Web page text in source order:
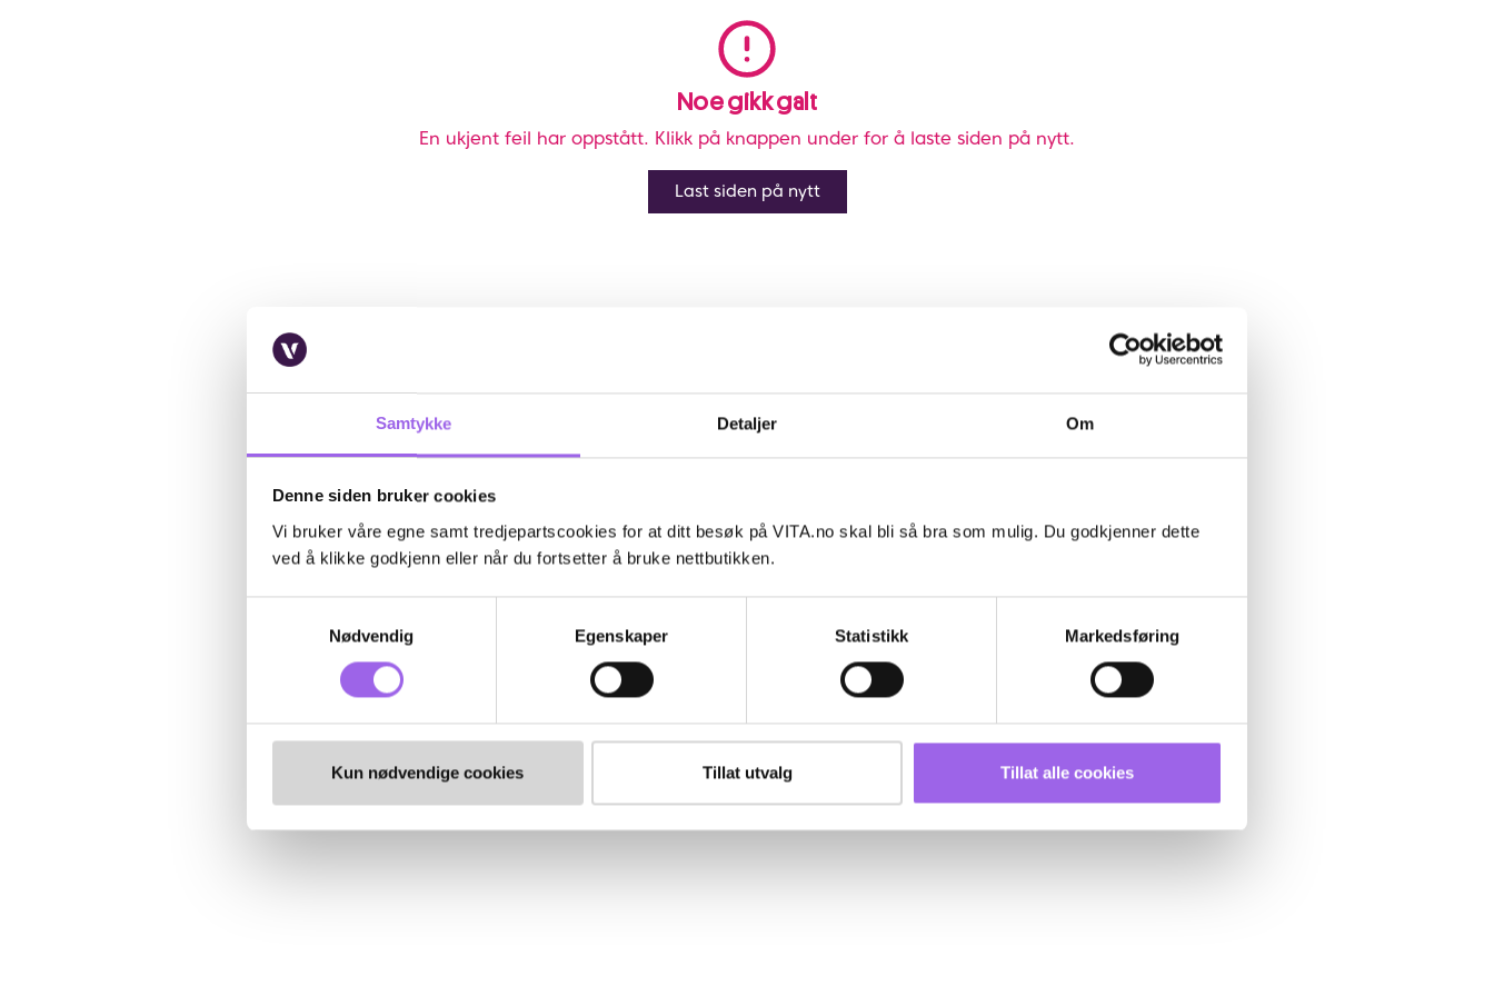
Samtykke Detaljer Om
Denne siden bruker cookies
Vi bruker våre egne samt tredjepartscookies for at ditt besøk på VITA.no skal bli så bra som mulig. Du godkjenner dette
ved å klikke godkjenn eller når du fortsetter å bruke nettbutikken.
Nødvendig
Egenskaper Statistikk Markedsføring
Kun nødvendige cookies Tillat utvalg Tillat alle cookies
Noe gikk galt
En ukjent feil har oppstått. Klikk på knappen under for å laste siden på nytt.
Last siden på nytt